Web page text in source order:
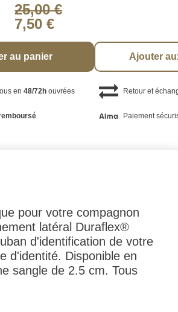
25,00 €
7,50 €
au panier Ajouter
en48/72h ouvrées Retour et
Paiement
pour votre compagnon
latéral Duraflex®
d'identification de votre
d'identité. Disponible en
sangle de 2.5 cm. Tous